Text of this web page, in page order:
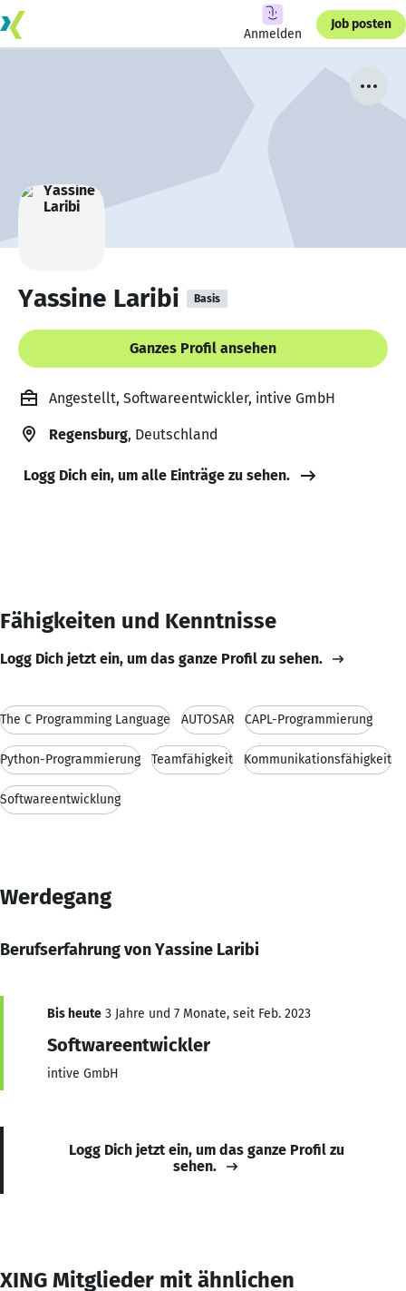
Anmelden
Job posten
Yassine Laribi Basis
Ganzes Profil ansehen
Angestellt, Softwareentwickler, intive GmbH
Regensburg, Deutschland
Logg Dich ein, um alle Einträge zu sehen.
Fähigkeiten und Kenntnisse
Logg Dich jetzt ein, um das ganze Profil zu sehen.
The C Programming Language AUTOSAR CAPL-Programmierung
Python-Programmierung Teamfähigkeit Kommunikationsfähigkeit
Softwareentwicklung
Werdegang
Berufserfahrung von Yassine Laribi
Bis heute 3 Jahre und 7 Monate, seit Feb. 2023
Softwareentwickler
intive GmbH
Logg Dich jetzt ein, um das ganze Profil zu
sehen.
XING Mitglieder mit ähnlichen